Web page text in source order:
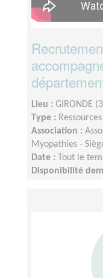
Lieu : GIRONDE
Type :
Association :
Myopathies -
Date :
Tout le
Disponibilité